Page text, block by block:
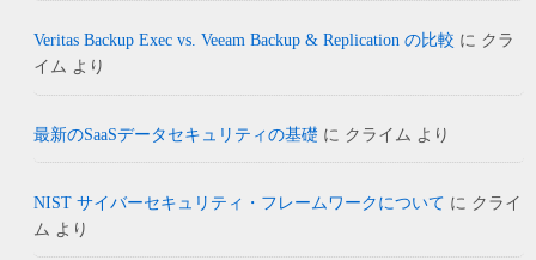
Veritas Backup Exec vs. Veeam Backup & Replication の比較 に クラ
イム より
最新のSaaSデータセキュリティの基礎 に クライム より
NIST サイバーセキュリティ・フレームワークについて に クライ
ム より